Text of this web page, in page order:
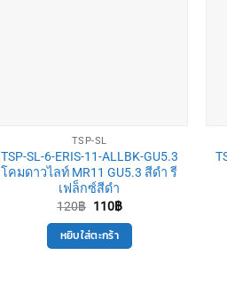
TSP-SL
TSP-SL-6-ERIS-11-ALLBK-GU5.3
โคมดาวไลท์ MR11 GU5.3 สีดำ รี
เฟล็กซ์สีดำ
120฿ Original
was:
120฿.
110฿Current
is:
110฿.
หยิบใส่ตะกร้า